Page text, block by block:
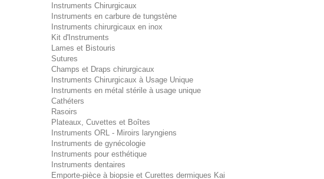
Instruments Chirurgicaux
Instruments en carbure de tungstène
Instruments chirurgicaux en inox
Kit d'Instruments
Lames et Bistouris
Sutures
Champs et Draps chirurgicaux
Instruments Chirurgicaux à Usage Unique
Instruments en métal stérile à usage unique
Cathéters
Rasoirs
Plateaux, Cuvettes et Boîtes
Instruments ORL - Miroirs laryngiens
Instruments de gynécologie
Instruments pour esthétique
Instruments dentaires
Emporte-pièce à biopsie et Curettes dermiques Kai